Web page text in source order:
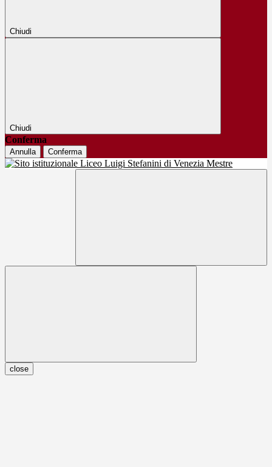
Chiudi
Chiudi
Conferma
Annulla Conferma
close